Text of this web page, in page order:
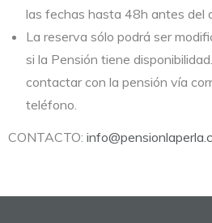
las fechas hasta 48h antes del
La reserva sólo podrá ser
si la Pensión tiene
contactar con la pensión vía
teléfono.
CONTACTO: